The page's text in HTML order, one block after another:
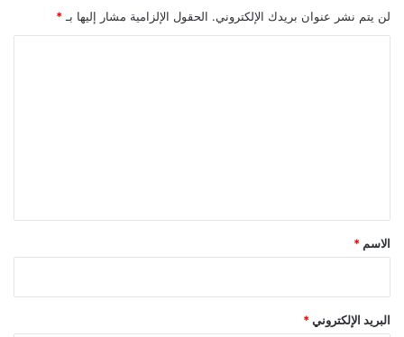
ل
ط
لن يتم نشر عنوان بريدك الإلكتروني. الحقول الإلزامية مشار إليها بـ *
*
الاسم *
البريد الإلكتروني*